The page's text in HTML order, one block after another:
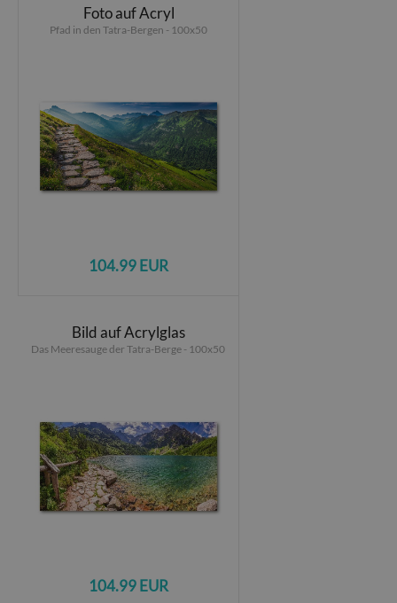
Foto auf Acryl
Pfad in den Tatra-Bergen - 100x50
104.99 EUR
Bild auf Acrylglas
Das Meeresauge der Tatra-Berge - 100x50
104.99 EUR